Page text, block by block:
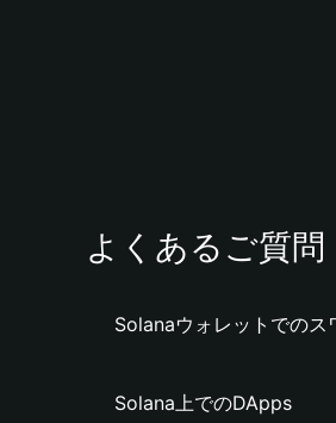
よくあるご質問
Solanaウォレットでのス
Solana上でのDApps